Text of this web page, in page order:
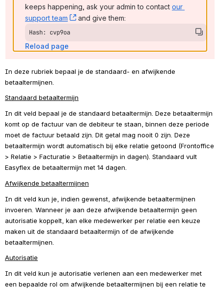
keeps happening, ask your admin to contact our
support team
, (opens new window)
and give them:
Hash: cvp9oa
Reload page
In deze rubriek bepaal je de standaard- en afwijkende
betaaltermijnen.
Standaard betaaltermijn
In dit veld bepaal je de standaard betaaltermijn. Deze betaaltermijn
komt op de factuur van de debiteur te staan, binnen deze periode
moet de factuur betaald zijn. Dit getal mag nooit 0 zijn. Deze
betaaltermijn wordt automatisch bij elke relatie getoond (Frontoffice
> Relatie > Facturatie > Betaaltermijn in dagen). Standaard vult
Easyflex de betaaltermijn met 14 dagen.
Afwijkende betaaltermijnen
In dit veld kun je, indien gewenst, afwijkende betaaltermijnen
invoeren. Wanneer je aan deze afwijkende betaaltermijn geen
autorisatie koppelt, kan elke medewerker per relatie een keuze
maken uit de standaard betaaltermijn of de afwijkende
betaaltermijnen.
Autorisatie
In dit veld kun je autorisatie verlenen aan een medewerker met
een bepaalde rol om afwijkende betaaltermijnen bij een relatie te